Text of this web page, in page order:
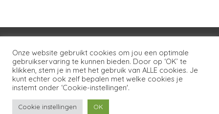
Voorwaarden Huisregels
Privacybeleid
Disclaimer
Over LSG Ons netwerk Contact
Copyright © 2026 Lotgenoten Seksueel Geweld
Onze website gebruikt cookies om jou een optimale
gebruikservaring te kunnen bieden. Door op ‘OK’ te
klikken, stem je in met het gebruik van ALLE cookies. Je
kunt echter ook zelf bepalen met welke cookies je
instemt onder ‘Cookie-instellingen'.
Cookie instellingen OK